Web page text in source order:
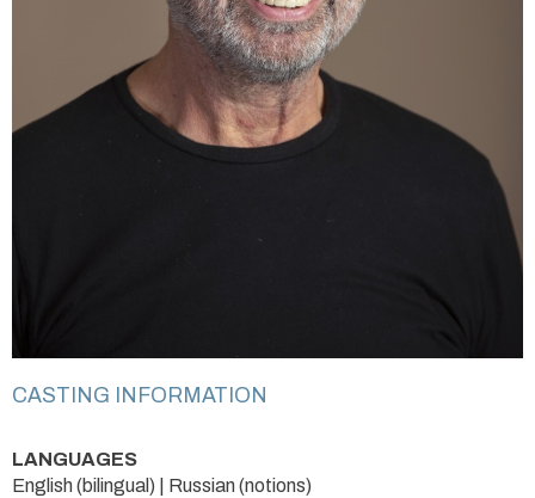
CASTING INFORMATION
LANGUAGES
English (bilingual) | Russian (notions)